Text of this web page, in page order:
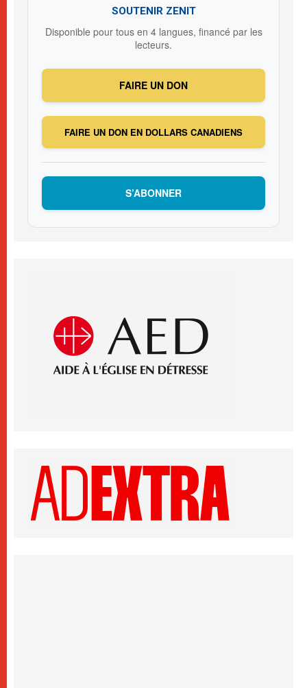
SOUTENIR ZENIT
Disponible pour tous en 4 langues, financé par les
lecteurs.
FAIRE UN DON
FAIRE UN DON EN DOLLARS CANADIENS
S’ABONNER